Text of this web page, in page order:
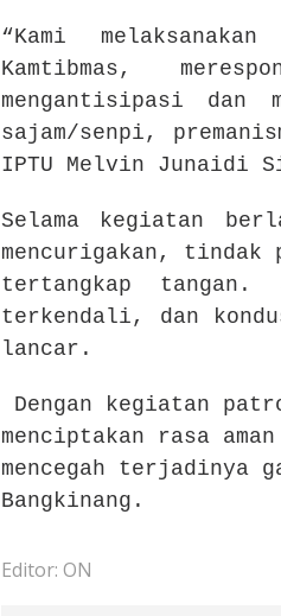
“Kami
Kamtibmas,
mengantisipasi
sajam/senpi,
IPTU Melvin Junaidi
Selama kegiatan
mencurigakan, tindak
tertangkap tangan.
terkendali, dan
lancar.
Dengan kegiatan
menciptakan rasa
mencegah terjadinya
Bangkinang.
Editor: ON